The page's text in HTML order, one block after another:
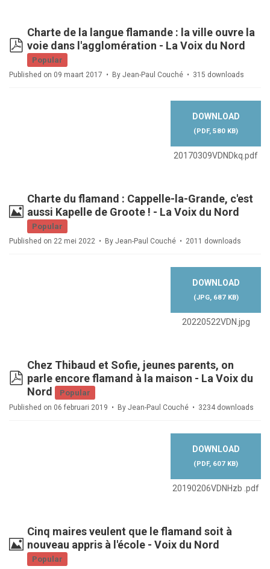
pdf
Charte de la langue flamande : la ville ouvre la
voie dans l'agglomération - La Voix du Nord
Popular
Published on 09 maart 2017 By Jean-Paul Couché 315 downloads
DOWNLOAD
(PDF, 580 KB)
20170309VDNDkq.pdf
Image
Charte du flamand : Cappelle-la-Grande, c'est
aussi Kapelle de Groote ! - La Voix du Nord
Popular
Published on 22 mei 2022 By Jean-Paul Couché 2011 downloads
DOWNLOAD
(JPG, 687 KB)
20220522VDN.jpg
pdf
Chez Thibaud et Sofie, jeunes parents, on
parle encore flamand à la maison - La Voix du
Nord
Popular
Published on 06 februari 2019 By Jean-Paul Couché 3234 downloads
DOWNLOAD
(PDF, 607 KB)
20190206VDNHzb .pdf
Image
Cinq maires veulent que le flamand soit à
nouveau appris à l'école - Voix du Nord
Popular